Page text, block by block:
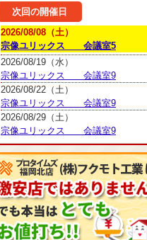
次回の開催日
2026/08/08（土）
宗像ユリックス 会議室5
2026/08/19（水）
宗像ユリックス 会議室9
2026/08/22（土）
宗像ユリックス 会議室9
2026/08/29（土）
宗像ユリックス 会議室9